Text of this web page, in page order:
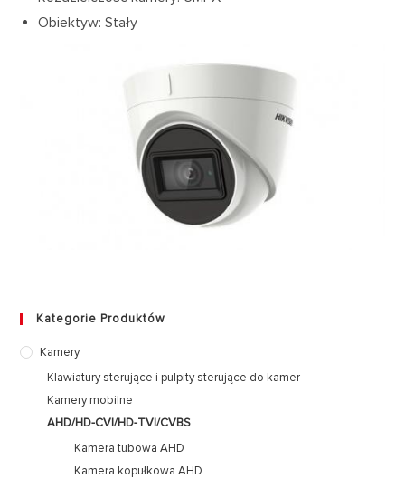
Obiektyw: Stały
Kategorie Produktów
Kamery
Klawiatury sterujące i pulpity sterujące do kamer
Kamery mobilne
AHD/HD-CVI/HD-TVI/CVBS
Kamera tubowa AHD
Kamera kopułkowa AHD